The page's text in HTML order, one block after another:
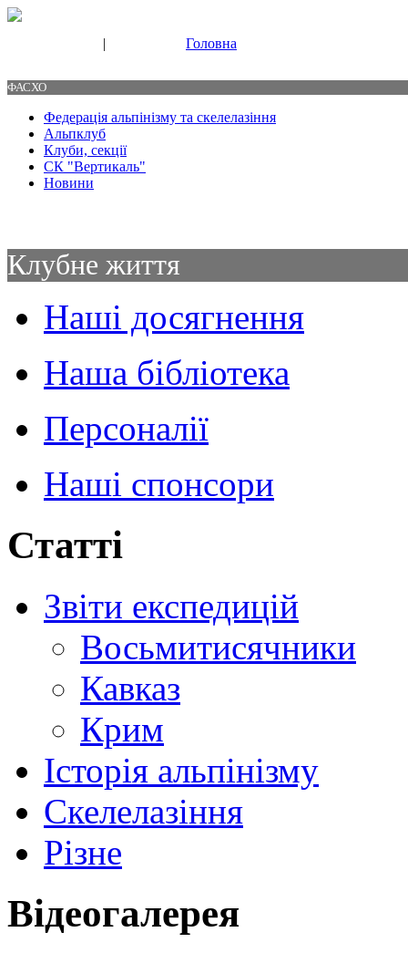
| Головна
ФАСХО
Федерація альпінізму та скелелазіння
Альпклуб
Клуби, секції
СК "Вертикаль"
Новини
Клубне життя
Наші досягнення
Наша бібліотека
Персоналії
Наші спонсори
Статті
Звіти експедицій
Восьмитисячники
Кавказ
Крим
Історія альпінізму
Скелелазіння
Різне
Відеогалерея